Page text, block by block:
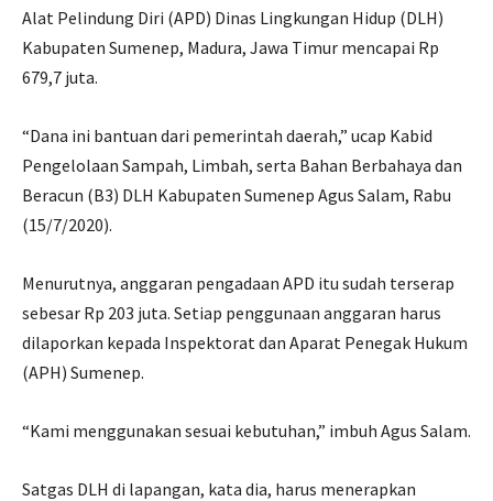
Alat Pelindung Diri (APD) Dinas Lingkungan Hidup (DLH)
Kabupaten Sumenep, Madura, Jawa Timur mencapai Rp
679,7 juta.
“Dana ini bantuan dari pemerintah daerah,” ucap Kabid
Pengelolaan Sampah, Limbah, serta Bahan Berbahaya dan
Beracun (B3) DLH Kabupaten Sumenep Agus Salam, Rabu
(15/7/2020).
Menurutnya, anggaran pengadaan APD itu sudah terserap
sebesar Rp 203 juta. Setiap penggunaan anggaran harus
dilaporkan kepada Inspektorat dan Aparat Penegak Hukum
(APH) Sumenep.
“Kami menggunakan sesuai kebutuhan,” imbuh Agus Salam.
Satgas DLH di lapangan, kata dia, harus menerapkan